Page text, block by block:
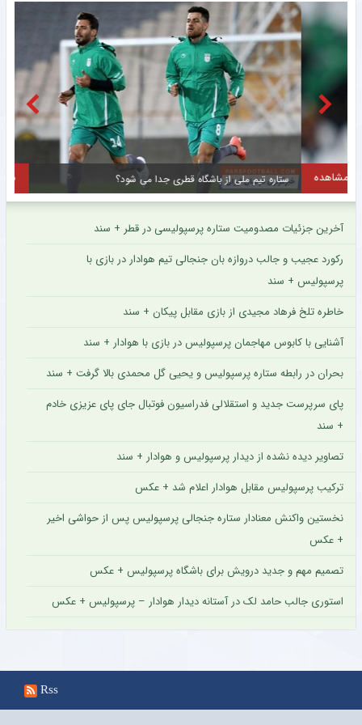
ستاره تیم ملی از باشگاه قطری جدا می شود؟
آخرین جزئیات مصدومیت ستاره پرسپولیسی در قطر + سند
رکورد عجیب و جالب دروازه بان جنجالی تیم هوادار در بازی با
پرسپولیس + سند
خاطره تلخ فرهاد مجیدی از بازی مقابل پیکان + سند
آشنایی با کابوس مهاجمان پرسپولیس در بازی با هوادار + سند
بحران در رابطه ستاره پرسپولیس و یحیی گل محمدی بالا گرفت + سند
پای سرپرست جدید و استقلالی فدراسیون فوتبال جای پای عزیزی خادم
+ سند
تصاویر دیده نشده از دیدار پرسپولیس و هوادار + سند
ترکیب پرسپولیس مقابل هوادار اعلام شد + عکس
نخستین واکنش معنادار ستاره جنجالی پرسپولیس پس از حواشی اخیر
+ عکس
تصمیم مهم و جدید درویش برای باشگاه پرسپولیس + عکس
استوری جالب حامد لک در آستانه دیدار هوادار – پرسپولیس + عکس
Rss